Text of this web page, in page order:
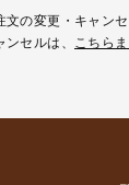
の変更・キャン
セルは、
こちら